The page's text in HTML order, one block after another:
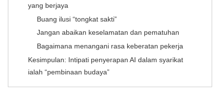
yang berjaya
Buang ilusi “tongkat sakti”
Jangan abaikan keselamatan dan pematuhan
Bagaimana menangani rasa keberatan pekerja
Kesimpulan: Intipati penyerapan AI dalam syarikat
ialah “pembinaan budaya”